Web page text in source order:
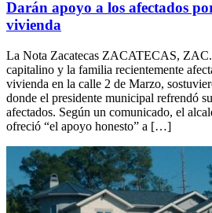
Darán apoyo a los afectados
vivienda
La Nota Zacatecas ZACATECAS,
capitalino y la familia recientemente
vivienda en la calle 2 de Marzo,
donde el presidente municipal refrendó
afectados. Según un comunicado, el
ofreció “el apoyo honesto” a […]